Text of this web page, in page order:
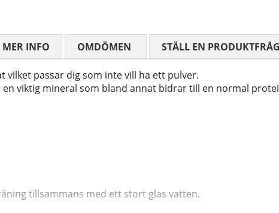
vilket passar dig som inte vill ha ett pulver.
viktig mineral som bland annat bidrar till en normal
tillsammans med ett stort glas vatten.
MER INFO OMDÖMEN MEDELBETYG 0 AV 5 ANTAL
STÄLL EN